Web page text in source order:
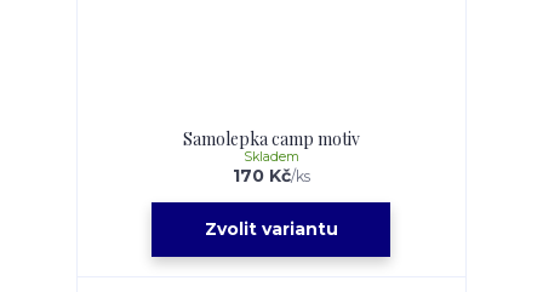
Samolepka camp motiv
170 Kč/ks
Skladem
Zvolit variantu